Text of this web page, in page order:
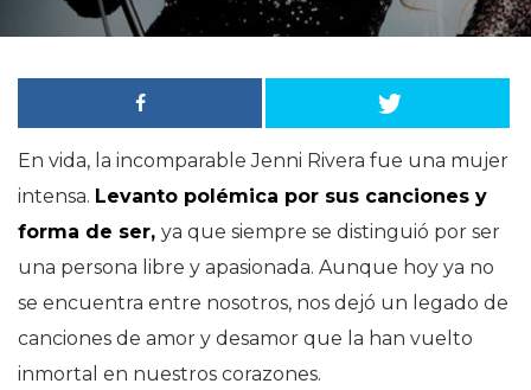
En vida, la incomparable Jenni Rivera fue una mujer
intensa. Levanto polémica por sus canciones y
forma de ser, ya que siempre se distinguió por ser
una persona libre y apasionada. Aunque hoy ya no
se encuentra entre nosotros, nos dejó un legado de
canciones de amor y desamor que la han vuelto
inmortal en nuestros corazones.